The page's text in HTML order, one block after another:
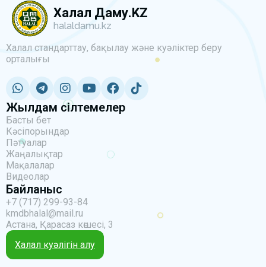
Халал Даму.KZ
halaldamu.kz
Халал стандарттау, бақылау және куәліктер беру
орталығы
Жылдам сілтемелер
Басты бет
Кәсіпорындар
Пәтуалар
Жаңалықтар
Мақалалар
Видеолар
Байланыс
+7 (717) 299-93-84
kmdbhalal@mail.ru
Астана, Қарасаз көшесі, 3
Халал куәлігін алу